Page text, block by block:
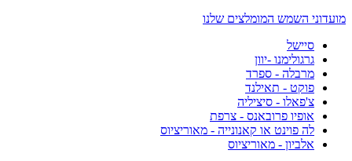
מועדוני השמש המומלצים שלנו
סיישל
גרגולימנו -יוון
מרבלה - ספרד
פוקט - תאילנד
צ'פאלו - סיציליה
אופיו פרובאנס - צרפת
לה פוינט או קאנונייה - מאוריציוס
אלביון - מאוריציוס